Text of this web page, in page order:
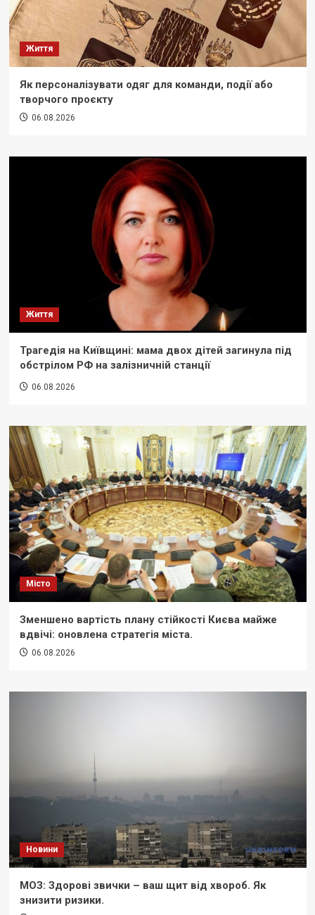
Життя
Як персоналізувати одяг для команди, події або
творчого проєкту
06.08.2026
Життя
Трагедія на Київщині: мама двох дітей загинула під
обстрілом РФ на залізничній станції
06.08.2026
Місто
Зменшено вартість плану стійкості Києва майже
вдвічі: оновлена стратегія міста.
06.08.2026
Новини
МОЗ: Здорові звички – ваш щит від хвороб. Як
знизити ризики.